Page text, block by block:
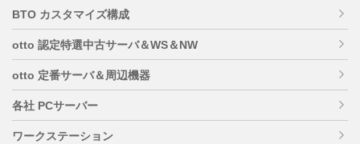
BTO カスタマイズ構成
otto 認定特選中古サーバ＆WS＆NW
otto 定番サーバ＆周辺機器
各社 PCサーバー
ワークステーション